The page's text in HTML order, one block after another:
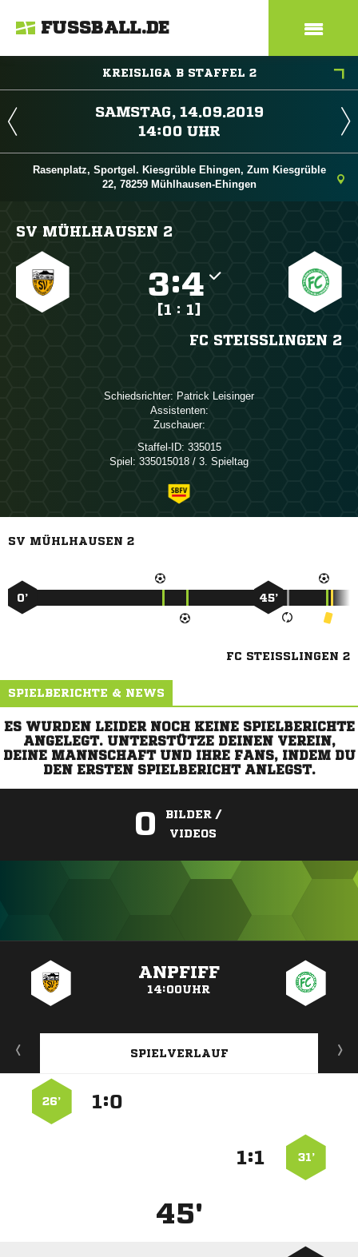
FUSSBALL.DE
KREISLIGA B STAFFEL 2
 
 
Rasenplatz, Sportgel. Kiesgrüble Ehingen, Zum Kiesgrüble
22, 78259 Mühlhausen-Ehingen
SV MÜHLHAUSEN 2
:
[1 : 1]
FC STEISSLINGEN 2
Schiedsrichter:  
Assistenten:
Zuschauer:
Staffel-ID: 335015
Spiel: 335015018 / 3. Spieltag
SV MÜHLHAUSEN 2
0’ 45’
FC STEISSLINGEN 2
SPIELBERICHTE & NEWS
ES WURDEN LEIDER NOCH KEINE SPIELBERICHTE
ANGELEGT. UNTERSTÜTZE DEINEN VEREIN,
DEINE MANNSCHAFT UND IHRE FANS, INDEM DU
DEN ERSTEN SPIELBERICHT ANLEGST.
0
BILDER /
VIDEOS
ANPFIFF
14:00UHR
SPIELVERLAUF
:
26’
31’
:
45'